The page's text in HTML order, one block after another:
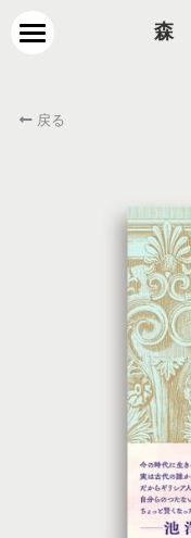
森
works
戻る